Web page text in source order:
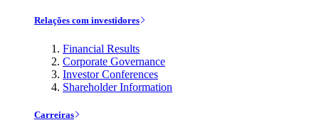
Relações com investidores
Financial Results
Corporate Governance
Investor Conferences
Shareholder Information
Carreiras